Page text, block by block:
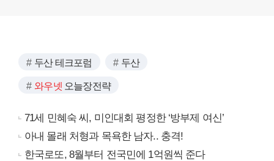
두산 테크포럼 두산
와우넷 오늘장전략
71세 민혜숙 씨, 미인대회 평정한 ‘방부제 여신’
아내 몰래 처형과 목욕한 남자.. 충격!
한국로또, 8월부터 전국민에 1억원씩 준다